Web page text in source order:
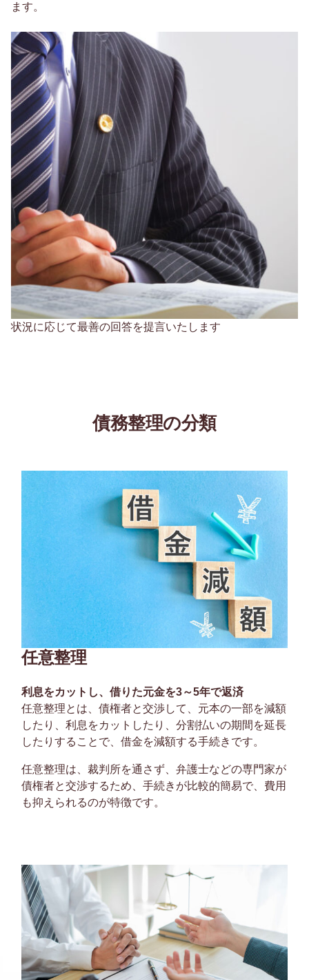
ます。
状況に応じて最善の回答を提言いたします
債務整理の分類
任意整理
利息をカットし、借りた元金を3～5年で返済
任意整理とは、債権者と交渉して、元本の一部を減額
したり、利息をカットしたり、分割払いの期間を延長
したりすることで、借金を減額する手続きです。
任意整理は、裁判所を通さず、弁護士などの専門家が
債権者と交渉するため、手続きが比較的簡易で、費用
も抑えられるのが特徴です。